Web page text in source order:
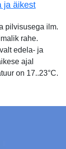
ja äikest
pilvisusega ilm.
rahe.
edela- ja
ajal
on 17..23°C.